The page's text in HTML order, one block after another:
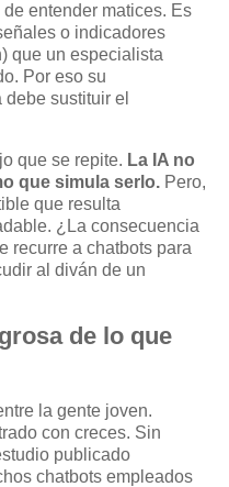
entender matices. Es
o indicadores
que un especialista
Por eso su
sustituir el
que se repite. La IA no
que simula serlo. Pero,
que resulta
¿La consecuencia
recurre a chatbots para
al diván de un
de lo que
la gente joven.
con creces. Sin
publicado
chatbots empleados